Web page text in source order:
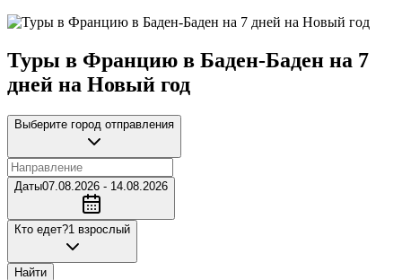
Туры в Францию в Баден-Баден на 7
дней на Новый год
Выберите город отправления
Даты07.08.2026 - 14.08.2026
Кто едет?1 взрослый
Найти